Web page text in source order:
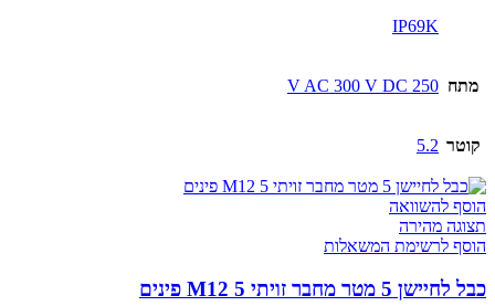
IP69K
מתח 250 V AC 300 V DC
קוטר 5.2
הוסף להשוואה
תצוגה מהירה
הוסף לרשימת המשאלות
כבל לחיישן 5 מטר מחבר זויתי M12 5 פינים